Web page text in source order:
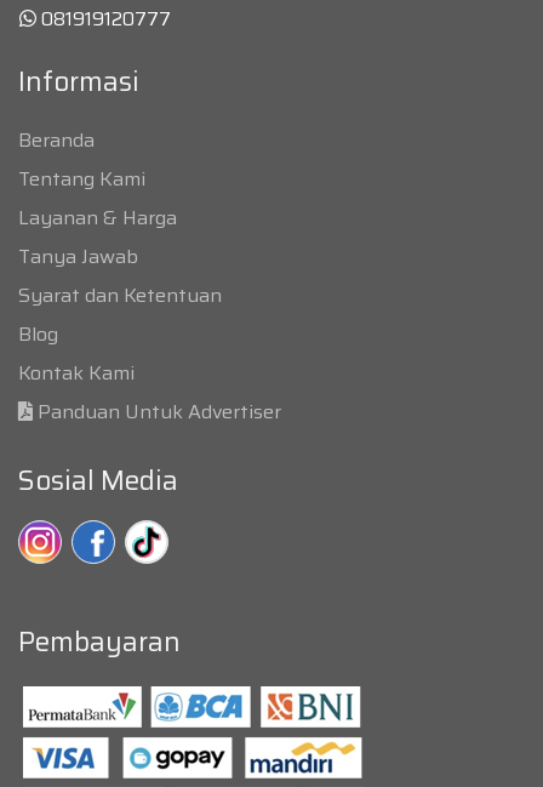
081919120777
Informasi
Beranda
Tentang Kami
Layanan & Harga
Tanya Jawab
Syarat dan Ketentuan
Blog
Kontak Kami
Panduan Untuk Advertiser
Sosial Media
Pembayaran